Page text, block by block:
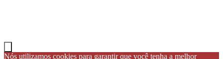
Nós utilizamos cookies para garantir que você tenha a melhor